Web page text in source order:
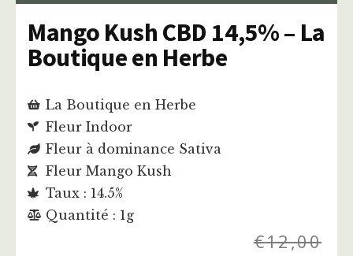
Mango Kush CBD 14,5% – La
Boutique en Herbe
La Boutique en Herbe
Fleur Indoor
Fleur à dominance Sativa
Fleur Mango Kush
Taux : 14.5%
Quantité : 1g
€12,00